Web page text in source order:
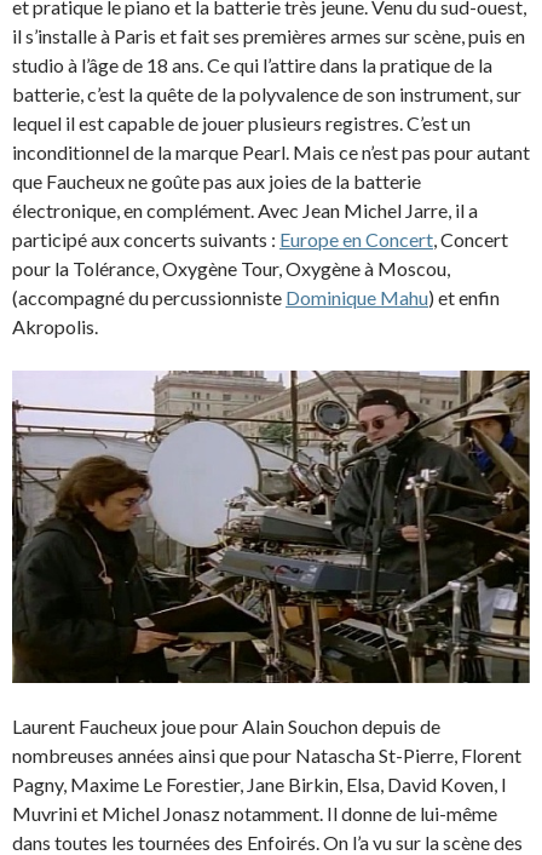
et pratique le piano et la batterie très jeune. Venu du sud-ouest,
il s’installe à Paris et fait ses premières armes sur scène, puis en
studio à l’âge de 18 ans. Ce qui l’attire dans la pratique de la
batterie, c’est la quête de la polyvalence de son instrument, sur
lequel il est capable de jouer plusieurs registres. C’est un
inconditionnel de la marque Pearl. Mais ce n’est pas pour autant
que Faucheux ne goûte pas aux joies de la batterie
électronique, en complément.Avec Jean Michel Jarre, il a
participé aux concerts suivants : Europe en Concert, Concert
pour la Tolérance, Oxygène Tour, Oxygène à Moscou,
(accompagné du percussionniste Dominique Mahu) et enfin
Akropolis.
Laurent Faucheux joue pour Alain Souchon depuis de
nombreuses années ainsi que pour Natascha St-Pierre, Florent
Pagny, Maxime Le Forestier, Jane Birkin, Elsa, David Koven, I
Muvrini et Michel Jonasz notamment. Il donne de lui-même
dans toutes les tournées des Enfoirés. On l’a vu sur la scène des